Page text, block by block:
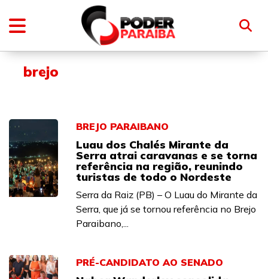
brejo
BREJO PARAIBANO
Luau dos Chalés Mirante da
Serra atrai caravanas e se torna
referência na região, reunindo
turistas de todo o Nordeste
Serra da Raiz (PB) – O Luau do Mirante da
Serra, que já se tornou referência no Brejo
Paraibano,...
PRÉ-CANDIDATO AO SENADO